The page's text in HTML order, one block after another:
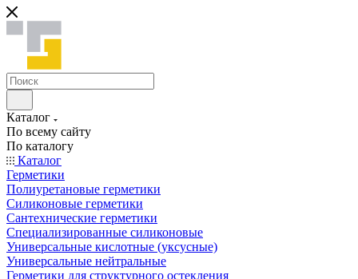
Каталог
По всему сайту
По каталогу
Каталог
Герметики
Полиуретановые герметики
Силиконовые герметики
Сантехнические герметики
Специализированные силиконовые
Универсальные кислотные (уксусные)
Универсальные нейтральные
Герметики для структурного остекления